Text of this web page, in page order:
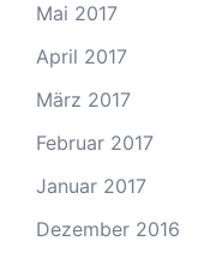
Mai 2017
April 2017
März 2017
Februar 2017
Januar 2017
Dezember 2016